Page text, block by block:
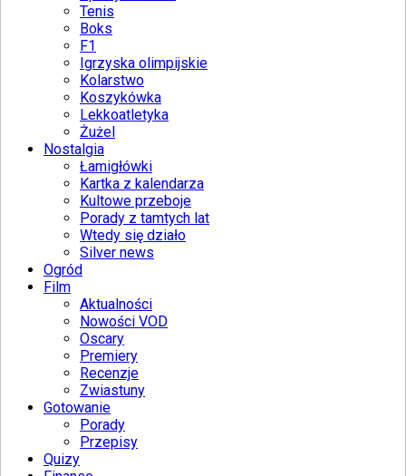
Tenis
Boks
F1
Igrzyska olimpijskie
Kolarstwo
Koszykówka
Lekkoatletyka
Żużel
Nostalgia
Łamigłówki
Kartka z kalendarza
Kultowe przeboje
Porady z tamtych lat
Wtedy się działo
Silver news
Ogród
Film
Aktualności
Nowości VOD
Oscary
Premiery
Recenzje
Zwiastuny
Gotowanie
Porady
Przepisy
Quizy